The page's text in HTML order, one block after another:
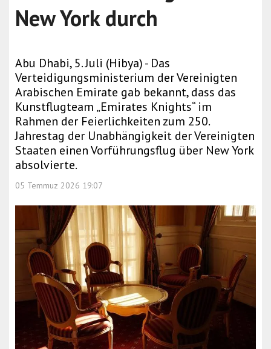
New York durch
Abu Dhabi, 5. Juli (Hibya) - Das
Verteidigungsministerium der Vereinigten
Arabischen Emirate gab bekannt, dass das
Kunstflugteam „Emirates Knights“ im
Rahmen der Feierlichkeiten zum 250.
Jahrestag der Unabhängigkeit der Vereinigten
Staaten einen Vorführungsflug über New York
absolvierte.
05 Temmuz 2026 19:07